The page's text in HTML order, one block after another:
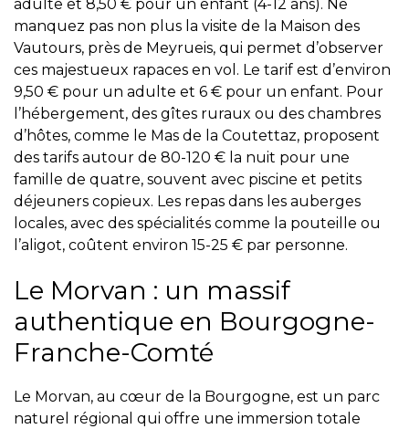
adulte et 8,50 € pour un enfant (4-12 ans). Ne
manquez pas non plus la visite de la Maison des
Vautours, près de Meyrueis, qui permet d’observer
ces majestueux rapaces en vol. Le tarif est d’environ
9,50 € pour un adulte et 6 € pour un enfant. Pour
l’hébergement, des gîtes ruraux ou des chambres
d’hôtes, comme le Mas de la Coutettaz, proposent
des tarifs autour de 80-120 € la nuit pour une
famille de quatre, souvent avec piscine et petits
déjeuners copieux. Les repas dans les auberges
locales, avec des spécialités comme la pouteille ou
l’aligot, coûtent environ 15-25 € par personne.
Le Morvan : un massif
authentique en Bourgogne-
Franche-Comté
Le Morvan, au cœur de la Bourgogne, est un parc
naturel régional qui offre une immersion totale